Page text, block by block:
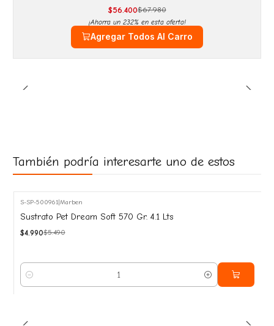
$56.400$67.980
¡Ahorra un 232% en esta oferta!
Agregar Todos Al Carro
También podría interesarte uno de estos
-9%
OFF
S-SP-500961| Marben
Sustrato Pet Dream Soft 570 Gr. 4.1 Lts
$4.990$5.490
Cantidad